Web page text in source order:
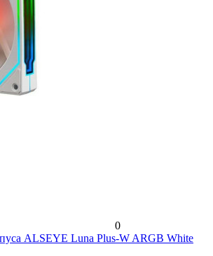
0
ALSEYE Luna Plus-W ARGB White